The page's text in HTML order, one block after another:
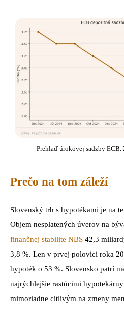
Prehlaď úrokovej sadzby
Prečo na tom záleží
Slovenský trh s hypotékami je na
Objem nesplatených úverov na
finančnej stabilite NBS 42,3
3,8 %. Len v prvej polovici roka
hypoték o 53 %. Slovensko patrí
najrýchlejšie rastúcimi
mimoriadne citlivým na zmeny